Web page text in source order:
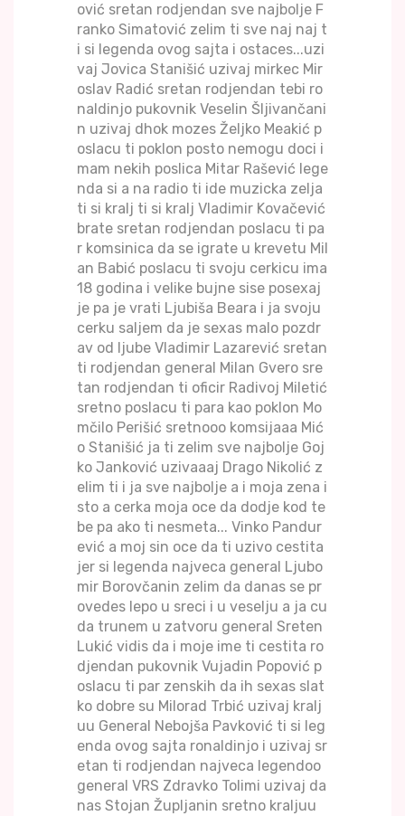
ović sretan rodjendan sve najbolje F
ranko Simatović zelim ti sve naj naj t
i si legenda ovog sajta i ostaces...uzi
vaj Jovica Stanišić uzivaj mirkec Mir
oslav Radić sretan rodjendan tebi ro
naldinjo pukovnik Veselin Šljivančani
n uzivaj dhok mozes Željko Meakić p
oslacu ti poklon posto nemogu doci i
mam nekih poslica Mitar Rašević lege
nda si a na radio ti ide muzicka zelja
ti si kralj ti si kralj Vladimir Kovačević
brate sretan rodjendan poslacu ti pa
r komsinica da se igrate u krevetu Mil
an Babić poslacu ti svoju cerkicu ima
18 godina i velike bujne sise posexaj
je pa je vrati Ljubiša Beara i ja svoju
cerku saljem da je sexas malo pozdr
av od ljube Vladimir Lazarević sretan
ti rodjendan general Milan Gvero sre
tan rodjendan ti oficir Radivoj Miletić
sretno poslacu ti para kao poklon Mo
mčilo Perišić sretnooo komsijaaa Mić
o Stanišić ja ti zelim sve najbolje Goj
ko Janković uzivaaaj Drago Nikolić z
elim ti i ja sve najbolje a i moja zena i
sto a cerka moja oce da dodje kod te
be pa ako ti nesmeta... Vinko Pandur
ević a moj sin oce da ti uzivo cestita
jer si legenda najveca general Ljubo
mir Borovčanin zelim da danas se pr
ovedes lepo u sreci i u veselju a ja cu
da trunem u zatvoru general Sreten
Lukić vidis da i moje ime ti cestita ro
djendan pukovnik Vujadin Popović p
oslacu ti par zenskih da ih sexas slat
ko dobre su Milorad Trbić uzivaj kralj
uu General Nebojša Pavković ti si leg
enda ovog sajta ronaldinjo i uzivaj sr
etan ti rodjendan najveca legendoo
general VRS Zdravko Tolimi uzivaj da
nas Stojan Župljanin sretno kraljuu